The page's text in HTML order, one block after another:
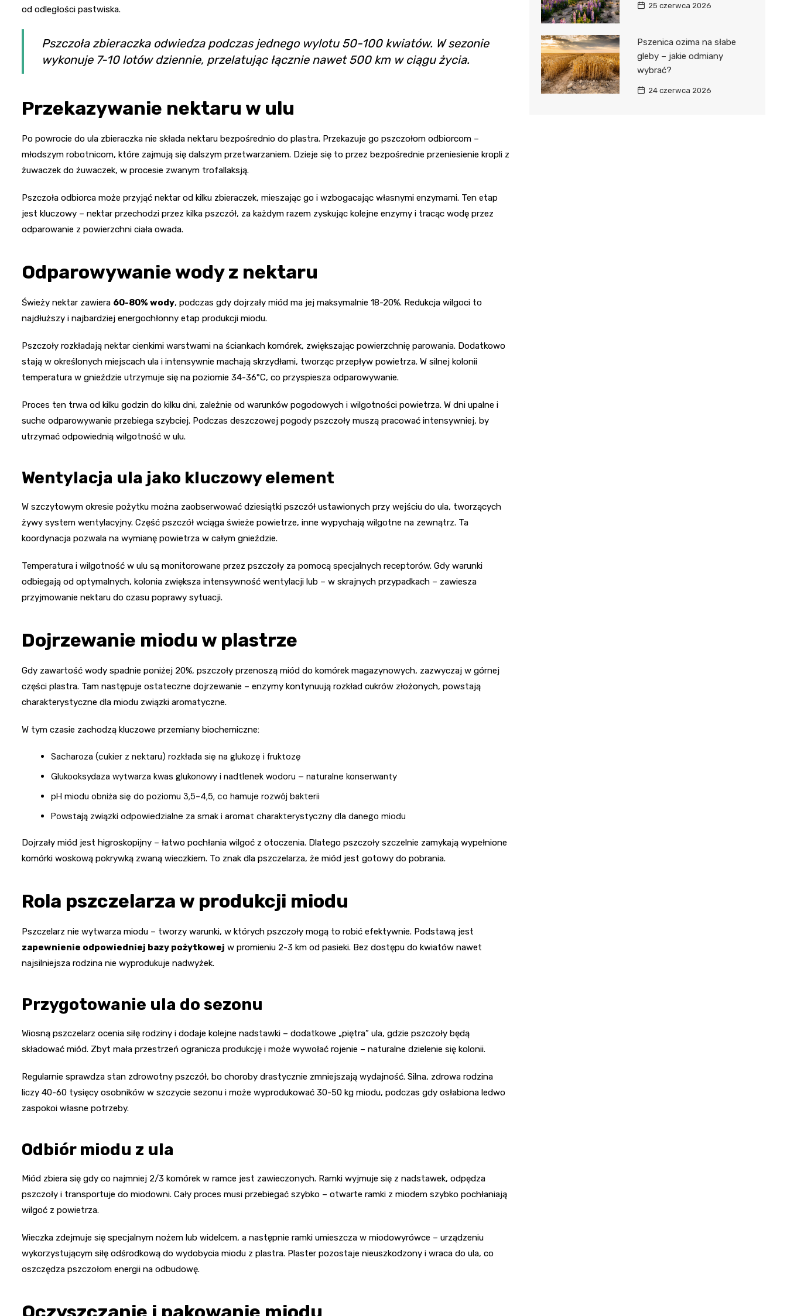
od odległości pastwiska.
Pszczoła zbieraczka odwiedza podczas jednego wylotu 50-100 kwiatów. W sezonie
wykonuje 7-10 lotów dziennie, przelatując łącznie nawet 500 km w ciągu życia.
Przekazywanie nektaru w ulu
Po powrocie do ula zbieraczka nie składa nektaru bezpośrednio do plastra. Przekazuje go pszczołom odbiorcom –
młodszym robotnicom, które zajmują się dalszym przetwarzaniem. Dzieje się to przez bezpośrednie przeniesienie kropli z
żuwaczek do żuwaczek, w procesie zwanym trofallaksją.
Pszczoła odbiorca może przyjąć nektar od kilku zbieraczek, mieszając go i wzbogacając własnymi enzymami. Ten etap
jest kluczowy – nektar przechodzi przez kilka pszczół, za każdym razem zyskując kolejne enzymy i tracąc wodę przez
odparowanie z powierzchni ciała owada.
Odparowywanie wody z nektaru
Świeży nektar zawiera 60-80% wody, podczas gdy dojrzały miód ma jej maksymalnie 18-20%. Redukcja wilgoci to
najdłuższy i najbardziej energochłonny etap produkcji miodu.
Pszczoły rozkładają nektar cienkimi warstwami na ściankach komórek, zwiększając powierzchnię parowania. Dodatkowo
stają w określonych miejscach ula i intensywnie machają skrzydłami, tworząc przepływ powietrza. W silnej kolonii
temperatura w gnieździe utrzymuje się na poziomie 34-36°C, co przyspiesza odparowywanie.
Proces ten trwa od kilku godzin do kilku dni, zależnie od warunków pogodowych i wilgotności powietrza. W dni upalne i
suche odparowywanie przebiega szybciej. Podczas deszczowej pogody pszczoły muszą pracować intensywniej, by
utrzymać odpowiednią wilgotność w ulu.
Wentylacja ula jako kluczowy element
W szczytowym okresie pożytku można zaobserwować dziesiątki pszczół ustawionych przy wejściu do ula, tworzących
żywy system wentylacyjny. Część pszczół wciąga świeże powietrze, inne wypychają wilgotne na zewnątrz. Ta
koordynacja pozwala na wymianę powietrza w całym gnieździe.
Temperatura i wilgotność w ulu są monitorowane przez pszczoły za pomocą specjalnych receptorów. Gdy warunki
odbiegają od optymalnych, kolonia zwiększa intensywność wentylacji lub – w skrajnych przypadkach – zawiesza
przyjmowanie nektaru do czasu poprawy sytuacji.
Dojrzewanie miodu w plastrze
Gdy zawartość wody spadnie poniżej 20%, pszczoły przenoszą miód do komórek magazynowych, zazwyczaj w górnej
części plastra. Tam następuje ostateczne dojrzewanie – enzymy kontynuują rozkład cukrów złożonych, powstają
charakterystyczne dla miodu związki aromatyczne.
W tym czasie zachodzą kluczowe przemiany biochemiczne:
Sacharoza (cukier z nektaru) rozkłada się na glukozę i fruktozę
Glukooksydaza wytwarza kwas glukonowy i nadtlenek wodoru – naturalne konserwanty
pH miodu obniża się do poziomu 3,5-4,5, co hamuje rozwój bakterii
Powstają związki odpowiedzialne za smak i aromat charakterystyczny dla danego miodu
Dojrzały miód jest higroskopijny – łatwo pochłania wilgoć z otoczenia. Dlatego pszczoły szczelnie zamykają wypełnione
komórki woskową pokrywką zwaną wieczkiem. To znak dla pszczelarza, że miód jest gotowy do pobrania.
Rola pszczelarza w produkcji miodu
Pszczelarz nie wytwarza miodu – tworzy warunki, w których pszczoły mogą to robić efektywnie. Podstawą jest
zapewnienie odpowiedniej bazy pożytkowej w promieniu 2-3 km od pasieki. Bez dostępu do kwiatów nawet
najsilniejsza rodzina nie wyprodukuje nadwyżek.
Przygotowanie ula do sezonu
Wiosną pszczelarz ocenia siłę rodziny i dodaje kolejne nadstawki – dodatkowe „piętra” ula, gdzie pszczoły będą
składować miód. Zbyt mała przestrzeń ogranicza produkcję i może wywołać rojenie – naturalne dzielenie się kolonii.
Regularnie sprawdza stan zdrowotny pszczół, bo choroby drastycznie zmniejszają wydajność. Silna, zdrowa rodzina
liczy 40-60 tysięcy osobników w szczycie sezonu i może wyprodukować 30-50 kg miodu, podczas gdy osłabiona ledwo
zaspokoi własne potrzeby.
Odbiór miodu z ula
Miód zbiera się gdy co najmniej 2/3 komórek w ramce jest zawieczonych. Ramki wyjmuje się z nadstawek, odpędza
pszczoły i transportuje do miodowni. Cały proces musi przebiegać szybko – otwarte ramki z miodem szybko pochłaniają
wilgoć z powietrza.
Wieczka zdejmuje się specjalnym nożem lub widelcem, a następnie ramki umieszcza w miodowyrówce – urządzeniu
wykorzystującym siłę odśrodkową do wydobycia miodu z plastra. Plaster pozostaje nieuszkodzony i wraca do ula, co
oszczędza pszczołom energii na odbudowę.
25 czerwca 2026
Pszenica ozima na słabe
gleby – jakie odmiany
wybrać?
24 czerwca 2026